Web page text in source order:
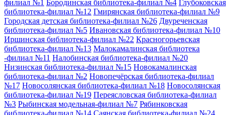
филиал №1 Бородинская библиотека-филиал №4 Глубоковская
библиотека-филиал №12 Гмирянская библиотека-филиал №9
Городская детская библиотека-филиал №26 Двуреченская
библиотека-филиал №5 Ивановская библиотека-филиал №10
Иршинская библиотека-филиал №22 Красногорьевская
библиотека-филиал №13 Малокамалинская библиотека
-филиал №11 Налобинская библиотека-филиал №20
Низинская библиотека-филиал №15 Новокамалинская
библиотека-филиал №2 Новопечёрская библиотека-филиал
№17 Новосолянская библиотека-филиал №18 Новосолянская
библиотека-филиал №19 Переясловская библиотека-филиал
№3 Рыбинская модельная-филиал №7 Рябинковская